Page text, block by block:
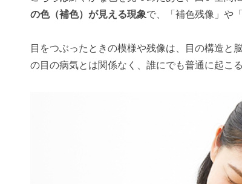
の色（補色）が見える現象で、「補色残像」や
目をつぶったときの模様や残像は、目の構造と
の目の病気とは関係なく、誰にでも普通に起こる